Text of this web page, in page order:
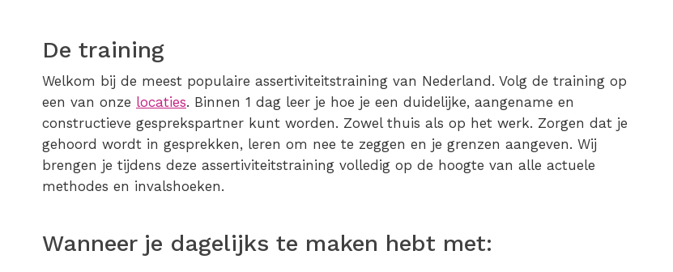
De training
Welkom bij de meest populaire assertiviteitstraining van Nederland. Volg de training op
een van onze locaties. Binnen 1 dag leer je hoe je een duidelijke, aangename en
constructieve gesprekspartner kunt worden. Zowel thuis als op het werk. Zorgen dat je
gehoord wordt in gesprekken, leren om nee te zeggen en je grenzen aangeven. Wij
brengen je tijdens deze assertiviteitstraining volledig op de hoogte van alle actuele
methodes en invalshoeken.
Wanneer je dagelijks te maken hebt met: